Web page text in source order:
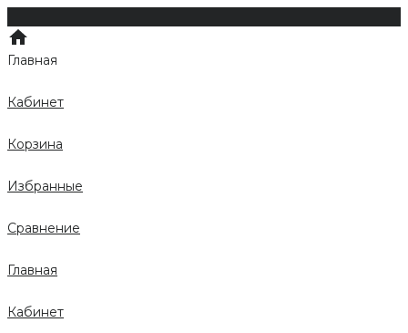
Главная
Кабинет
Корзина
Избранные
Сравнение
Главная
Кабинет